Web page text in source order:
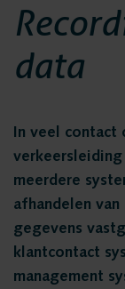
Vacatures
Voice
Quality
Insights
data
In veel contact
meerdere
afhandelen
gegevens
klantcontact
management